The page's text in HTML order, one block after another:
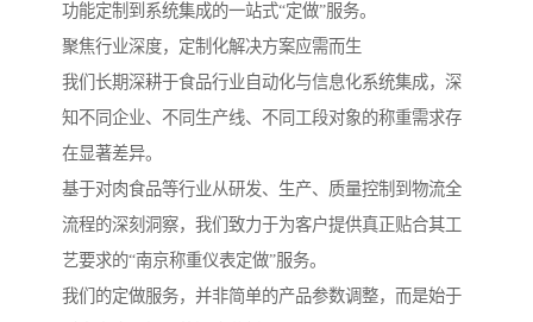
功能定制到系统集成的一站式“定做”服务。
聚焦行业深度，定制化解决方案应需而生
我们长期深耕于食品行业自动化与信息化系统集成，深
知不同企业、不同生产线、不同工段对象的称重需求存
在显著差异。
基于对肉食品等行业从研发、生产、质量控制到物流全
流程的深刻洞察，我们致力于为客户提供真正贴合其工
艺要求的“南京称重仪表定做”服务。
我们的定做服务，并非简单的产品参数调整，而是始于